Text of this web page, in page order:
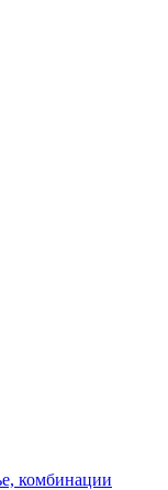
комбинации